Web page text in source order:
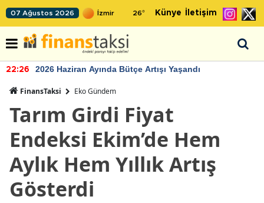
07 Ağustos 2026 26° Künye İletişim
22:26 2026 Haziran Ayında Bütçe Artışı Yaşandı
FinansTaksi Eko Gündem
Tarım Girdi Fiyat
Endeksi Ekim’de Hem
Aylık Hem Yıllık Artış
Gösterdi